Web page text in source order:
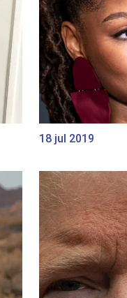
18 jul 2019